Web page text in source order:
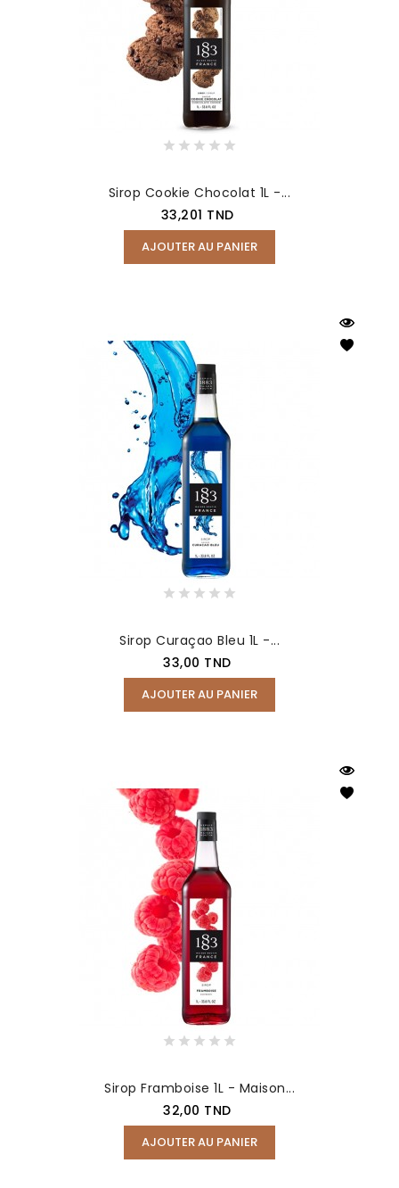
Sirop Cookie Chocolat 1L -...
Prix
33,201 TND
AJOUTER AU PANIER
Sirop Curaçao Bleu 1L -...
Prix
33,00 TND
AJOUTER AU PANIER
Sirop Framboise 1L - Maison...
Prix
32,00 TND
AJOUTER AU PANIER